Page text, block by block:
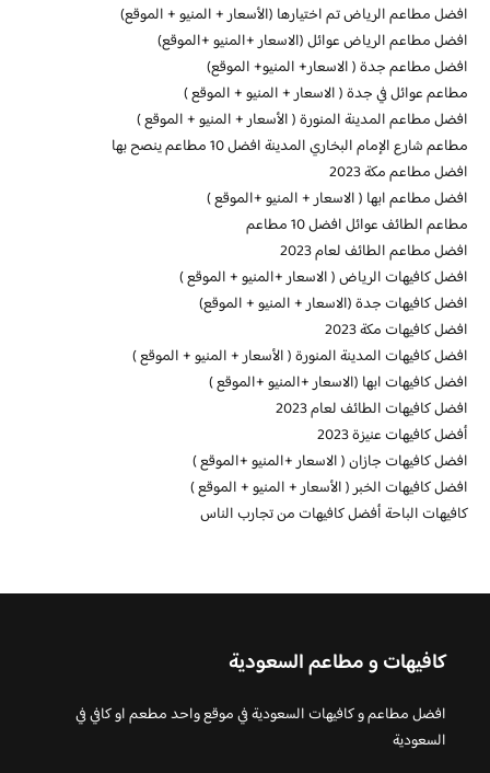
افضل مطاعم الرياض تم اختيارها (الأسعار + المنيو + الموقع)
افضل مطاعم الرياض عوائل (الاسعار +المنيو +الموقع)
افضل مطاعم جدة ( الاسعار+ المنيو+ الموقع)
مطاعم عوائل في جدة ( الاسعار + المنيو + الموقع )
افضل مطاعم المدينة المنورة ( الأسعار + المنيو + الموقع )
مطاعم شارع الإمام البخاري المدينة افضل 10 مطاعم ينصح بها
افضل مطاعم مكة 2023
افضل مطاعم ابها ( الاسعار + المنيو +الموقع )
مطاعم الطائف عوائل افضل 10 مطاعم
افضل مطاعم الطائف لعام 2023
افضل كافيهات الرياض ( الاسعار +المنيو + الموقع )
افضل كافيهات جدة (الاسعار + المنيو + الموقع)
افضل كافيهات مكة 2023
افضل كافيهات المدينة المنورة ( الأسعار + المنيو + الموقع )
افضل كافيهات ابها (الاسعار +المنيو +الموقع )
افضل كافيهات الطائف لعام 2023
أفضل كافيهات عنيزة 2023
افضل كافيهات جازان ( الاسعار +المنيو +الموقع )
افضل كافيهات الخبر ( الأسعار + المنيو + الموقع )
كافيهات الباحة أفضل كافيهات من تجارب الناس
كافيهات و مطاعم السعودية
افضل مطاعم و كافيهات السعودية في موقع واحد مطعم او كافي في
السعودية